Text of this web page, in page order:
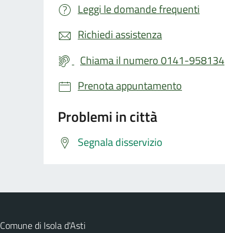
Leggi le domande frequenti
Richiedi assistenza
Chiama il numero 0141-958134
Prenota appuntamento
Problemi in città
Segnala disservizio
Comune di Isola d'Asti